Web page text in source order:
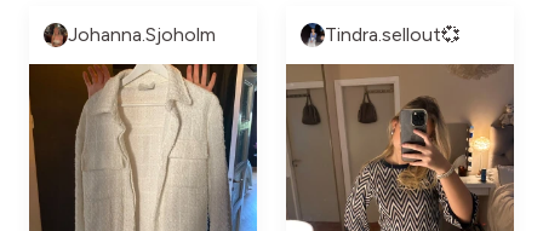
Johanna.Sjoholm Tindra.sellout💞